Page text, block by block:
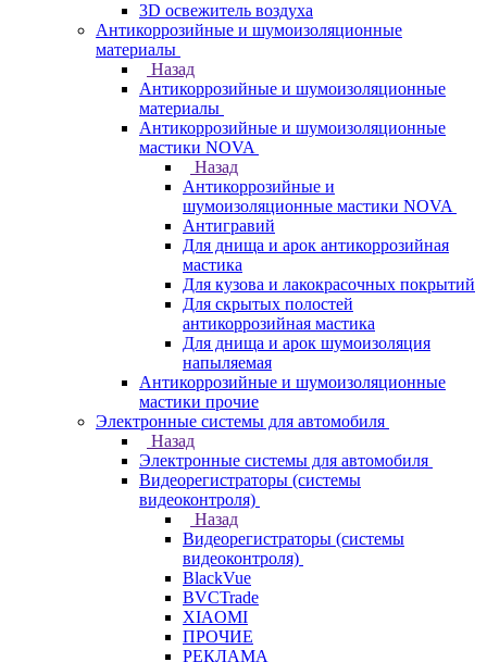
3D освежитель воздуха
Антикоррозийные и шумоизоляционные
материалы
Назад
Антикоррозийные и шумоизоляционные
материалы
Антикоррозийные и шумоизоляционные
мастики NOVA
Назад
Антикоррозийные и
шумоизоляционные мастики NOVA
Антигравий
Для днища и арок антикоррозийная
мастика
Для кузова и лакокрасочных покрытий
Для скрытых полостей
антикоррозийная мастика
Для днища и арок шумоизоляция
напыляемая
Антикоррозийные и шумоизоляционные
мастики прочие
Электронные системы для автомобиля
Назад
Электронные системы для автомобиля
Видеорегистраторы (системы
видеоконтроля)
Назад
Видеорегистраторы (системы
видеоконтроля)
BlackVue
BVCTrade
XIAOMI
ПРОЧИЕ
РЕКЛАМА